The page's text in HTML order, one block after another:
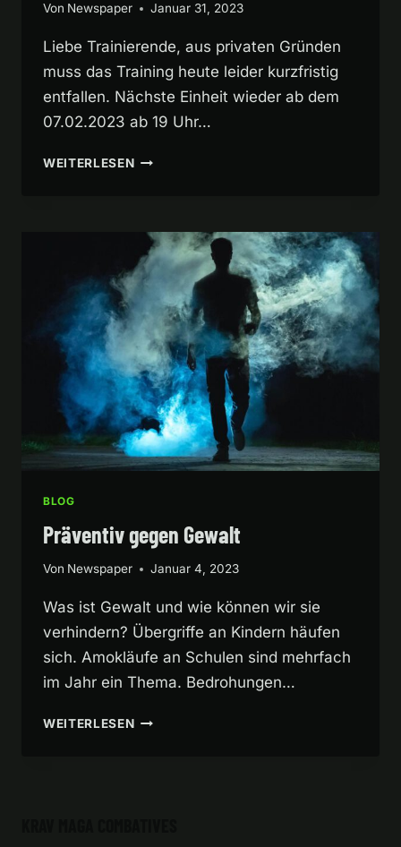
Von Newspaper Januar 31, 2023
Liebe Trainierende, aus privaten Gründen
muss das Training heute leider kurzfristig
entfallen. Nächste Einheit wieder ab dem
07.02.2023 ab 19 Uhr…
WEITERLESENTRAININGSAUSFALL
BLOG
Präventiv gegen Gewalt
Von Newspaper Januar 4, 2023
Was ist Gewalt und wie können wir sie
verhindern? Übergriffe an Kindern häufen
sich. Amokläufe an Schulen sind mehrfach
im Jahr ein Thema. Bedrohungen…
WEITERLESENPRÄVENTIV